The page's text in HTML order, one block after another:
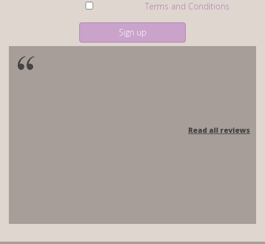
Terms and Conditions
Read all reviews